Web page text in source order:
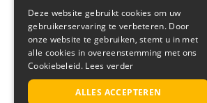
Deze website gebruikt cookies om uw
gebruikerservaring te verbeteren. Door
onze website te gebruiken, stemt u in met
alle cookies in overeenstemming met ons
Cookiebeleid. Lees verder
ALLES ACCEPTEREN